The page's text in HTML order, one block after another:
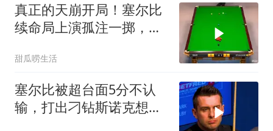
真正的天崩开局！塞尔比
续命局上演孤注一掷，奥
甜瓜唠生活
塞尔比被超台面5分不认
输，打出刁钻斯诺克想翻